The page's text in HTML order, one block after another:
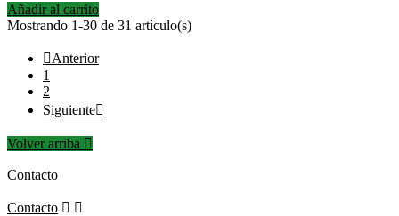
Añadir al carrito
Mostrando 1-30 de 31 artículo(s)
Anterior
1
2
Siguiente
Volver arriba 
Contacto
Contacto  